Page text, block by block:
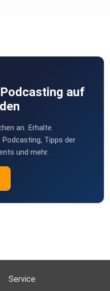
auf
an. Erhalte
Tipps der
und mehr.
Service